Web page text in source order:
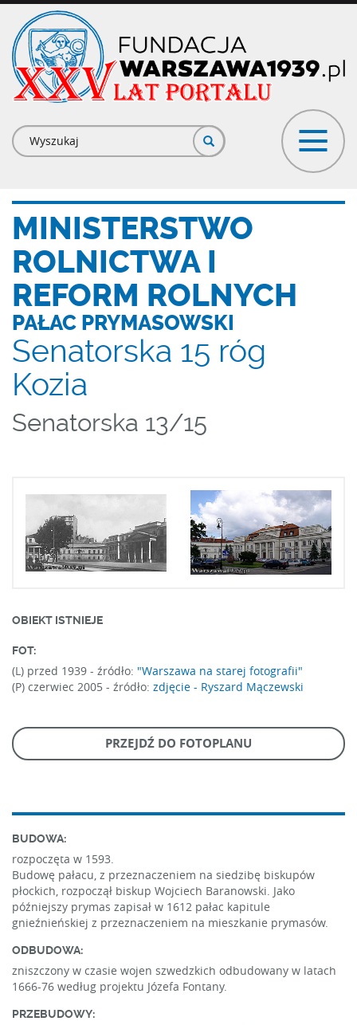
Przejdź
treści
Formularz
wyszukiwania
MINISTERSTWO
ROLNICTWA I
REFORM ROLNYCH
PAŁAC PRYMASOWSKI
Senatorska 15 róg
Kozia
Senatorska 13/15
OBIEKT ISTNIEJE
FOT:
(L) przed 1939 - źródło: "Warszawa na starej fotografii"
(P) czerwiec 2005 - źródło: zdjęcie - Ryszard Mączewski
PRZEJDŹ DO FOTOPLANU
BUDOWA:
rozpoczęta w 1593.
Budowę pałacu, z przeznaczeniem na siedzibę biskupów
płockich, rozpoczął biskup Wojciech Baranowski. Jako
późniejszy prymas zapisał w 1612 pałac kapitule
gnieźnieńskiej z przeznaczeniem na mieszkanie prymasów.
ODBUDOWA:
zniszczony w czasie wojen szwedzkich odbudowany w latach
1666-76 według projektu Józefa Fontany.
PRZEBUDOWY: